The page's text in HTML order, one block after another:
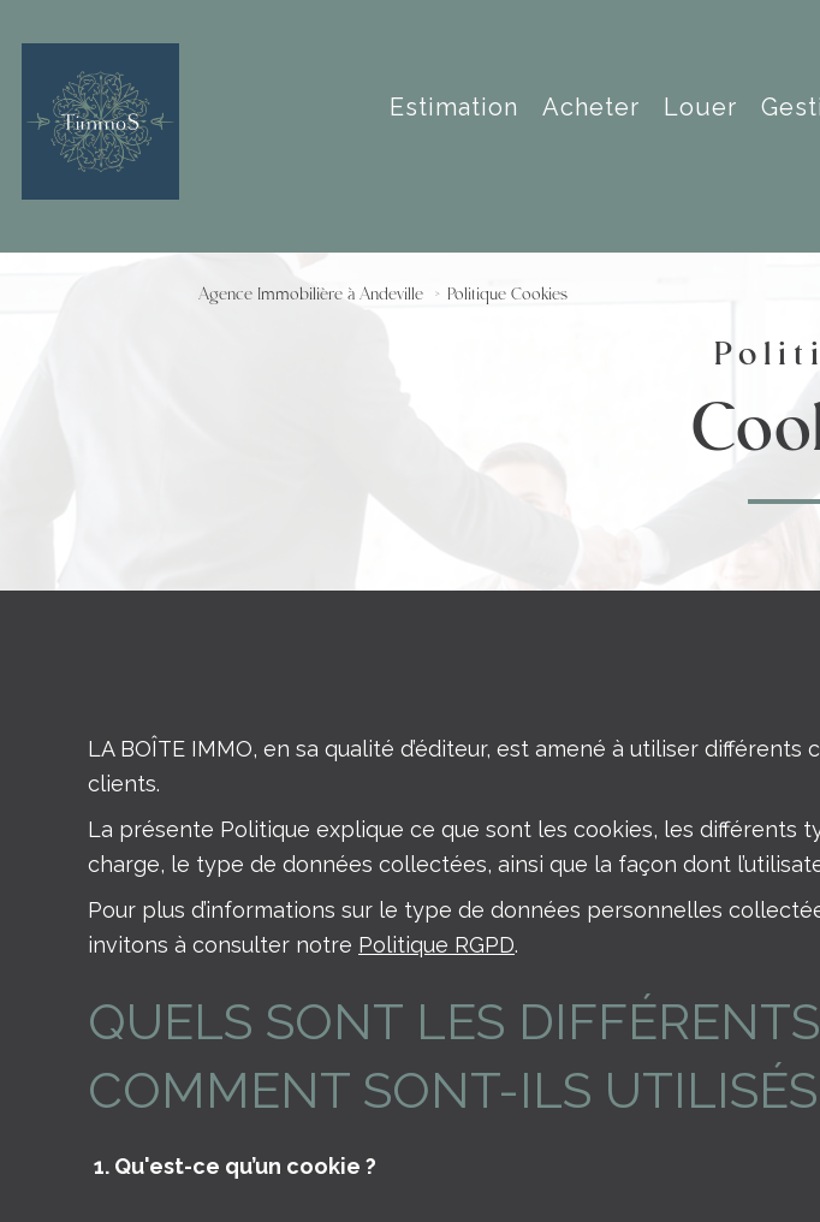
estimation acheter louer
Agence Immobilière à Andeville Politique Cookies
LA BOÎTE IMMO, en sa qualité d’éditeur, est amené à utiliser
clients.
La présente Politique explique ce que sont les cookies, les différents
charge, le type de données collectées, ainsi que la façon dont
Pour plus d’informations sur le type de données personnelles
invitons à consulter notre Politique RGPD.
QUELS SONT LES
COMMENT SONT-ILS
1. Qu'est-ce qu’un cookie ?